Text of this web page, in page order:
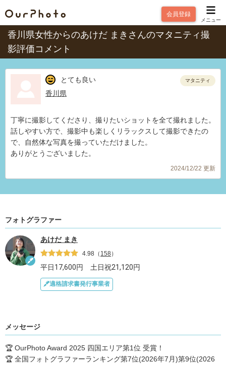
会員登録
メニュー
香川県女性からのあけだ まきさんのマタニティ撮
影評価コメント
とても良い
香川県
マタニティ
丁寧に撮影してくださり、撮りたいショットを全て撮れました。
話しやすい方で、撮影中も楽しくリラックスして撮影できたの
で、自然体な写真を撮っていただけました。
ありがとうございました。
2024/12/22 更新
フォトグラファー
あけだ まき
4.98 （ 158）
平日17,600円 土日祝21,120円
適格請求書発行事業者
メッセージ
🏆 OurPhoto Award 2025 四国エリア第1位 受賞！
🏆 全国フォトグラファーランキング第7位(2026年7月)第9位(2026